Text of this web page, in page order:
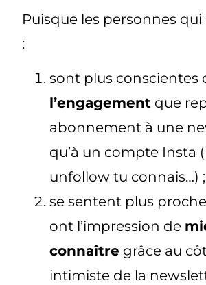
Puisque les personnes qui
:
sont plus conscientes
l’engagement que
abonnement à une
qu’à un compte Insta
unfollow tu connais…) ;
se sentent plus
ont l’impression de
connaître grâce au
intimiste de la